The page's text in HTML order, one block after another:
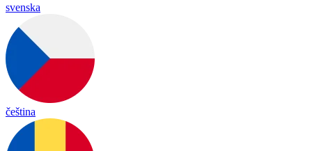
svenska
čeština